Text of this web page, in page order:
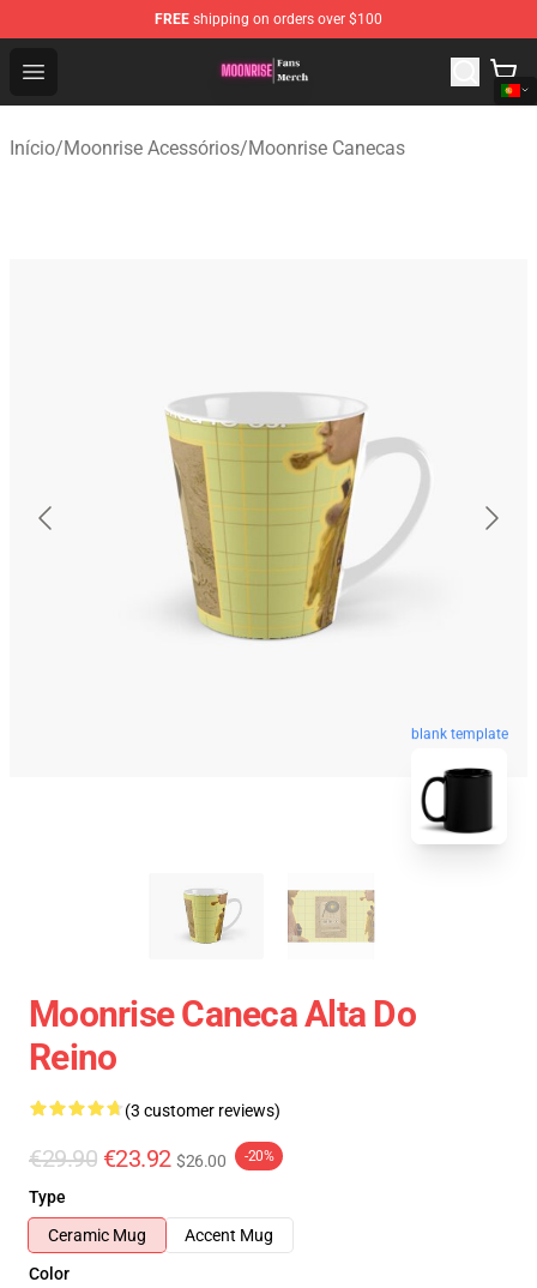
FREE shipping on orders over $100
Open menu
Moonrise Store - Official Moonrise Merchandise Shop
Início/Moonrise Acessórios/Moonrise Canecas
blank template
Moonrise Caneca Alta Do
Reino
(3 customer reviews)
€29.90 €23.92 $26.00 -20%
Type
Ceramic Mug
Accent Mug
Color